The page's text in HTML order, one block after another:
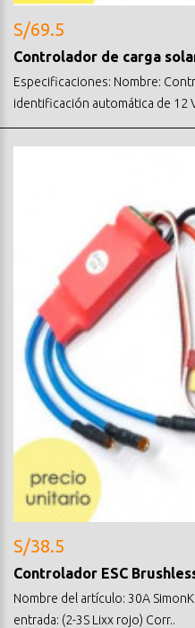
S/69.5
Controlador de carga
Especificaciones: Nombre:
identificación automática de 12
S/38.5
Controlador ESC
Nombre del artículo: 30A
entrada: (2-3S Lixx rojo) Corr..